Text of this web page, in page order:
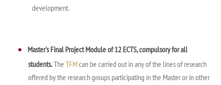
development.
Master's Final Project Module of 12 ECTS, compulsory for all
students.The TFMcan be carried out in any of the lines of research
offered by the research groups participating in the Master or in other